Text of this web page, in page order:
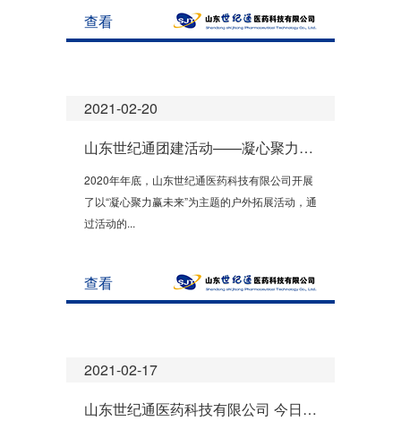
查看
2021-02-20
山东世纪通团建活动——凝心聚力赢未来!!!
2020年年底，山东世纪通医药科技有限公司开展
了以“凝心聚力赢未来”为主题的户外拓展活动，通
过活动的...
查看
2021-02-17
山东世纪通医药科技有限公司 今日开班！